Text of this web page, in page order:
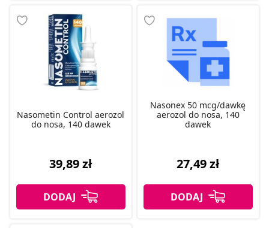
Nasometin Control aerozol
do nosa, 140 dawek
39,89 zł
Nasonex 50 mcg/dawkę
aerozol do nosa, 140
dawek
27,49 zł